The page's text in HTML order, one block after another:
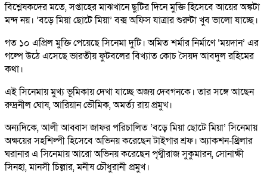
বিশ্লেষকদের মতে, সপ্তাহের মাঝখানে ছুটির দিনে মুক্তি হিসেবে আয়ের অঙ্কটা
মন্দ নয়। ‘বড়ে মিয়া ছোটে মিয়া’ বক্স অফিস যাত্রার শুরুটা খুব ভালো যাচ্ছে।
গত ১০ এপ্রিল মুক্তি পেয়েছে সিনেমা দুটি। অমিত শর্মার নির্মাণে ‘ময়দান’ এর
গল্পে উঠে এসেছে ভারতীয়ফুটবলের বিখ্যাত কোচ সৈয়দ আবদুল রহিমের
কথা।
এই সিনেমায় মুখ্য ভূমিকায় দেখা যাচ্ছে অজয় দেবগনকে। তার সঙ্গে আছেন
রুদ্রনীল ঘোষ, আরিয়ান ভৌমিক, অমর্ত্য রায় প্রমুখ।
অন্যদিকে, আলী আব্বাস জাফর পরিচালিত ‘বড়ে মিয়া ছোটে মিয়া’ সিনেমায়
অক্ষয়ের সহশিল্পী হিসেবে অভিনয় করেছেন টাইগার শ্রফ। অ্যাকশন-থ্রিলার
ঘরানার এ সিনেমায় আরো অভিনয় করেছেন পৃথ্বীরাজ সুকুমারন, সোনাক্ষী
সিনহা, মানসী চিল্লার, মনীষ চৌধুরানী প্রমুখ।